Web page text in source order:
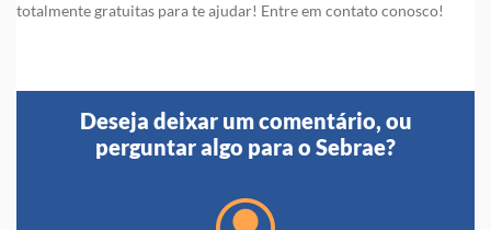
totalmente gratuitas para te ajudar! Entre em contato conosco!
Deseja deixar um comentário, ou
perguntar algo para o Sebrae?